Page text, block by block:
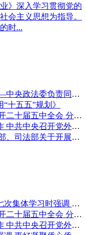
》深入学习贯彻党的
会主义思想为指导。
时...
坚定不移与黑恶势力斗争到底 ——中央政法委负责同志就开展深化扫黑除恶专项斗争有关问题答记者问
十五五”规划》
中共中央政治局召开会议 决定召开二十届五中全会 分析研究当前经济形势和经济工作 中共中央总书记习近平主持会议
就当前经济形势和下半年经济工作 中共中央召开党外人士座谈会 习近平主持并发表重要讲话 李强通报有关情况 王沪宁蔡奇丁薛祥出席
中共中央国务院转发 《中央宣传部、司法部关于开展法治宣传教育的第九个五年规划（二〇二六—二〇三〇年）》
习近平在中共中央政治局第二十七次集体学习时强调 强化政治引领 深化创新发展 高质量推进国防和军队现代化
中共中央政治局召开会议 决定召开二十届五中全会 分析研究当前经济形势和经济工作 中共中央总书记习近平主持会议
就当前经济形势和下半年经济工作 中共中央召开党外人士座谈会 习近平主持并发表重要讲话 李强通报有关情况 王沪宁蔡奇丁薛祥出席